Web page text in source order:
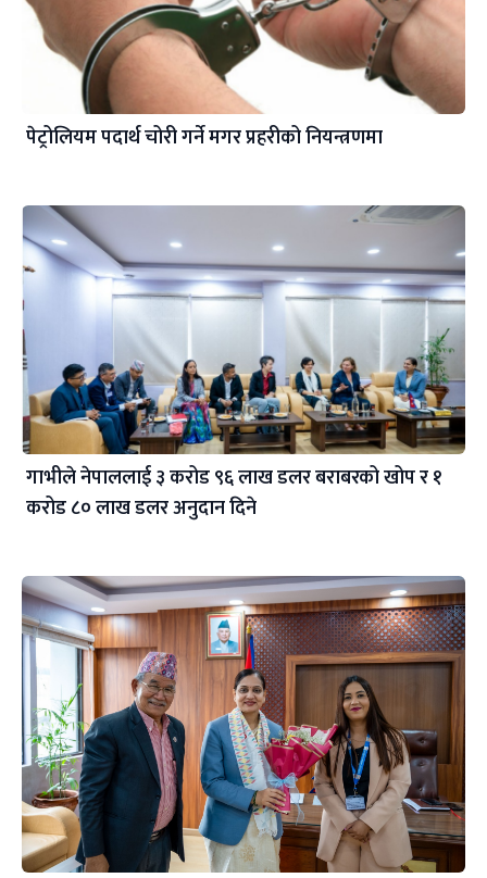
पेट्रोलियम पदार्थ चोरी गर्ने मगर प्रहरीको नियन्त्रणमा
गाभीले नेपाललाई ३ करोड ९६ लाख डलर बराबरको खोप र १
करोड ८० लाख डलर अनुदान दिने